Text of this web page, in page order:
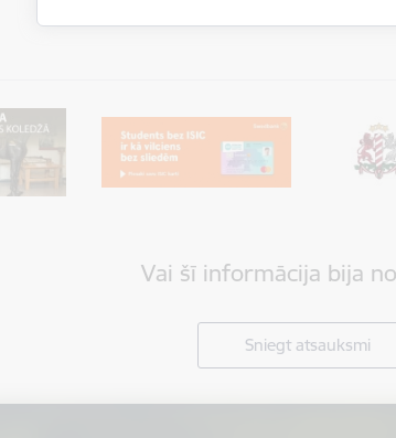
Vai šī informācija bija
Sniegt atsauksmi